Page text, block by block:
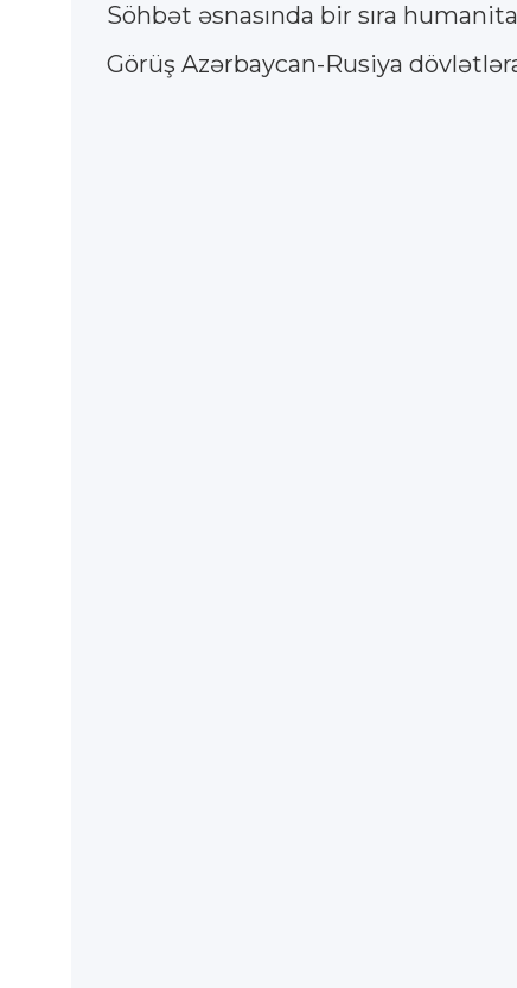
Söhbət əsnasında bir sıra
Görüş Azərbaycan-Rusiya